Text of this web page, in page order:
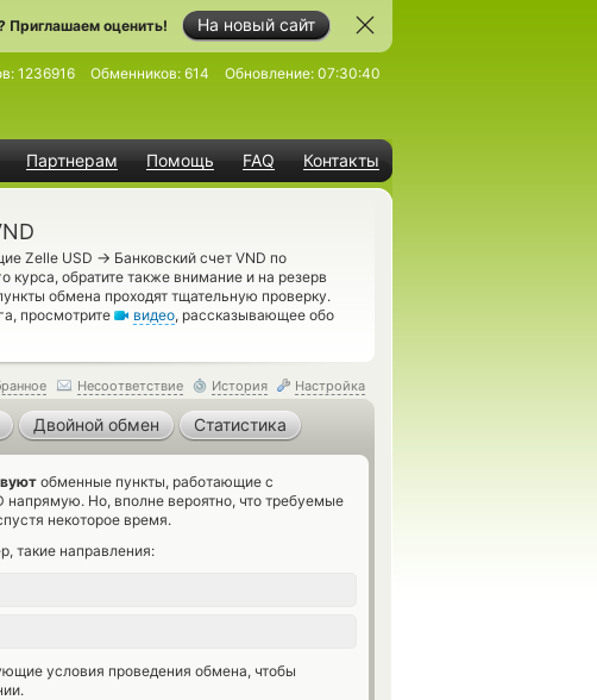
На новый сайт
Приглашаем оценить!
Партнерам Помощь FAQ Контакты
1236916 Обменников: 614 Обновление: 07:30:40
Zelle USD → Банковский счет VND по
обратите также внимание и на резерв
обмена проходят тщательную проверку.
просмотрите
видео, рассказывающее обо
Несоответствие История Настройка
Двойной обмен Статистика
обменные пункты, работающие с
напрямую. Но, вполне вероятно, что требуемые
некоторое время.
такие направления:
условия проведения обмена, чтобы